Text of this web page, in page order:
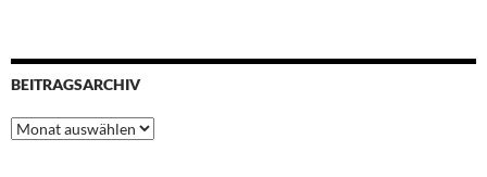
BEITRAGSARCHIV
Beitragsarchiv